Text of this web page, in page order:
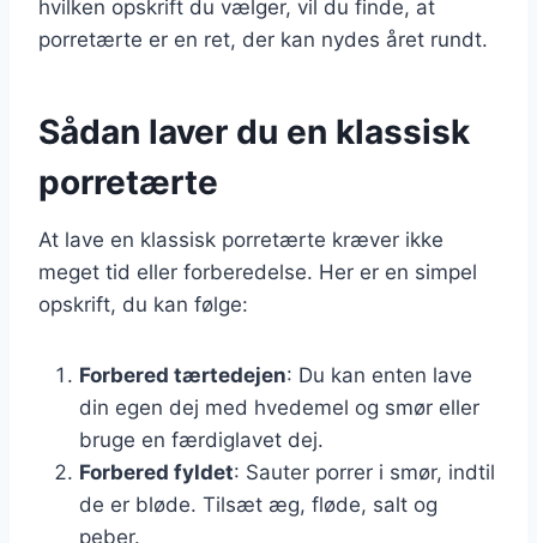
hvilken opskrift du vælger, vil du finde, at
porretærte er en ret, der kan nydes året rundt.
Sådan laver du en klassisk
porretærte
At lave en klassisk porretærte kræver ikke
meget tid eller forberedelse. Her er en simpel
opskrift, du kan følge:
Forbered tærtedejen: Du kan enten lave
din egen dej med hvedemel og smør eller
bruge en færdiglavet dej.
Forbered fyldet: Sauter porrer i smør, indtil
de er bløde. Tilsæt æg, fløde, salt og
peber.